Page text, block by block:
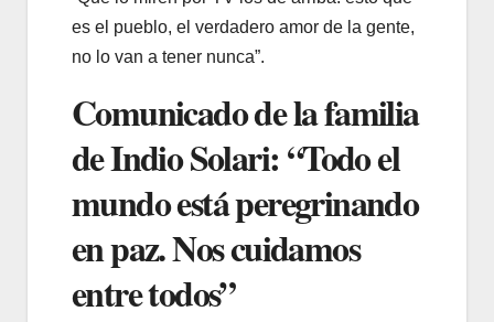
es el pueblo, el verdadero amor de la gente,
no lo van a tener nunca”.
Comunicado de la familia
de Indio Solari: “Todo el
mundo está peregrinando
en paz. Nos cuidamos
entre todos”